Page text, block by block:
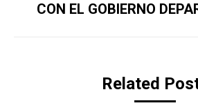
CON EL GOBIERNO
Related